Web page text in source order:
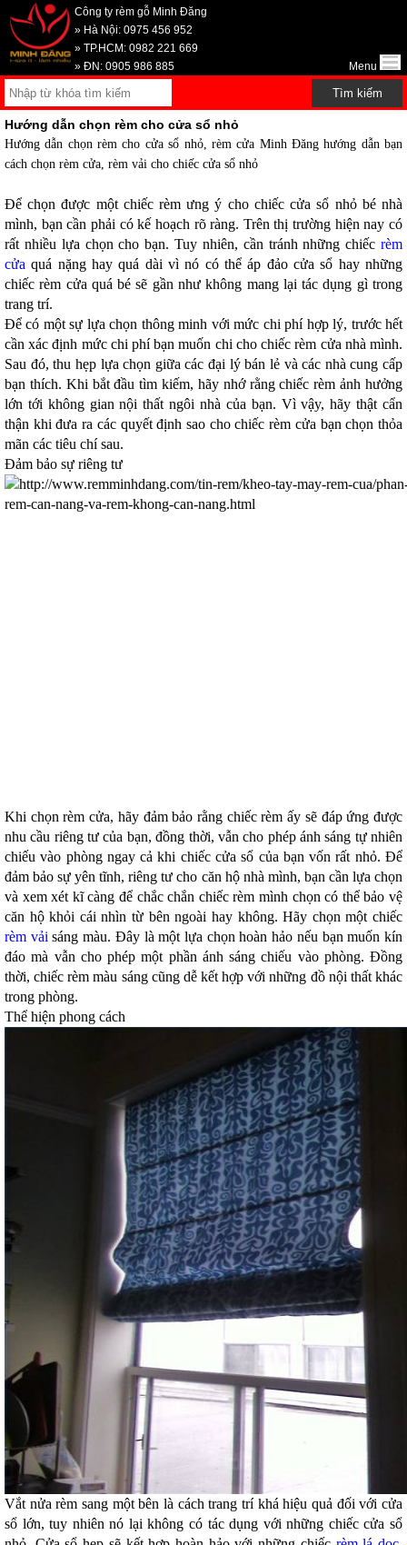
Công ty rèm gỗ Minh Đăng
» Hà Nội: 0975 456 952
» TP.HCM: 0982 221 669
» ĐN: 0905 986 885
Menu
Hướng dẫn chọn rèm cho cửa sổ nhỏ
Hướng dẫn chọn rèm cho cửa sổ nhỏ, rèm cửa Minh Đăng hướng dẫn bạn
cách chọn rèm cửa, rèm vải cho chiếc cửa sổ nhỏ
Để chọn được một chiếc rèm ưng ý cho chiếc cửa sổ nhỏ bé nhà
mình, bạn cần phải có kế hoạch rõ ràng. Trên thị trường hiện nay có
rất nhiều lựa chọn cho bạn. Tuy nhiên, cần tránh những chiếc rèm
cửa quá nặng hay quá dài vì nó có thể áp đảo cửa sổ hay những
chiếc rèm cửa quá bé sẽ gần như không mang lại tác dụng gì trong
trang trí.
Để có một sự lựa chọn thông minh với mức chi phí hợp lý, trước hết
cần xác định mức chi phí bạn muốn chi cho chiếc rèm cửa nhà mình.
Sau đó, thu hẹp lựa chọn giữa các đại lý bán lẻ và các nhà cung cấp
bạn thích. Khi bắt đầu tìm kiếm, hãy nhớ rằng chiếc rèm ảnh hưởng
lớn tới không gian nội thất ngôi nhà của bạn. Vì vậy, hãy thật cẩn
thận khi đưa ra các quyết định sao cho chiếc rèm cửa bạn chọn thỏa
mãn các tiêu chí sau.
Đảm bảo sự riêng tư
Khi chọn rèm cửa, hãy đảm bảo rằng chiếc rèm ấy sẽ đáp ứng được
nhu cầu riêng tư của bạn, đồng thời, vẫn cho phép ánh sáng tự nhiên
chiếu vào phòng ngay cả khi chiếc cửa sổ của bạn vốn rất nhỏ. Để
đảm bảo sự yên tĩnh, riêng tư cho căn hộ nhà mình, bạn cần lựa chọn
và xem xét kĩ càng để chắc chắn chiếc rèm mình chọn có thể bảo vệ
căn hộ khỏi cái nhìn từ bên ngoài hay không. Hãy chọn một chiếc
rèm vải sáng màu. Đây là một lựa chọn hoàn hảo nếu bạn muốn kín
đáo mà vẫn cho phép một phần ánh sáng chiếu vào phòng. Đồng
thời, chiếc rèm màu sáng cũng dễ kết hợp với những đồ nội thất khác
trong phòng.
Thể hiện phong cách
Vắt nửa rèm sang một bên là cách trang trí khá hiệu quả đối với cửa
sổ lớn, tuy nhiên nó lại không có tác dụng với những chiếc cửa sổ